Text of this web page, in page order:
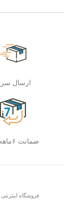
ارسال
ضمانت ۶ماهه کالا
فروشگاه